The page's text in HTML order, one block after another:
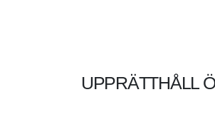
UPPRÄTTHÅLL